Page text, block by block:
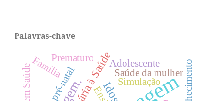
Palavras-chave
Saúde da mulher
Adolescente
FamíliaPrematuro
Simulação